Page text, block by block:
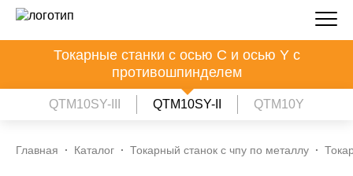
Токарные станки c осью C и осью Y с
противошпинделем
QTM10SY-III QTM10SY-II QTM10Y
Главная Каталог Токарный станок с чпу по металлу